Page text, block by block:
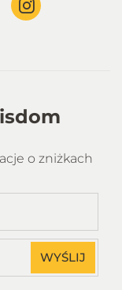
WYŚLIJ